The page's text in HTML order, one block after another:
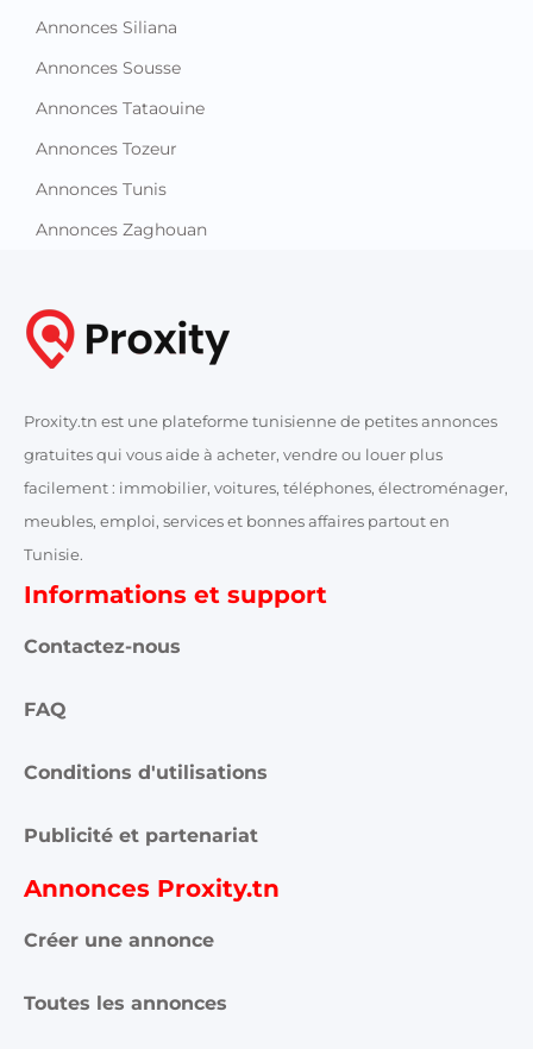
Annonces Siliana
Annonces Sousse
Annonces Tataouine
Annonces Tozeur
Annonces Tunis
Annonces Zaghouan
Proxity.tn est une plateforme tunisienne de petites annonces
gratuites qui vous aide à acheter, vendre ou louer plus
facilement : immobilier, voitures, téléphones, électroménager,
meubles, emploi, services et bonnes affaires partout en
Tunisie.
Informations et support
Contactez-nous
FAQ
Conditions d'utilisations
Publicité et partenariat
Annonces Proxity.tn
Créer une annonce
Toutes les annonces